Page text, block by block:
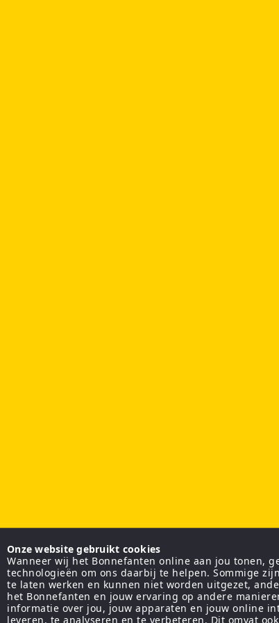
Onze website gebruikt cookies
Wanneer wij het Bonnefanten online aan jou tonen,
technologieën om ons daarbij te helpen. Sommige
te laten werken en kunnen niet worden uitgezet,
het Bonnefanten en jouw ervaring op andere
informatie over jou, jouw apparaten en jouw online
leveren, te analyseren en te verbeteren. Dit omvat